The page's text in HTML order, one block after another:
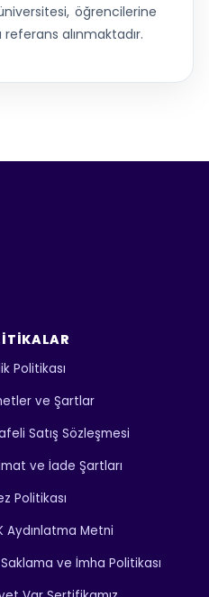
öğrencilerine
alınmaktadır.
Politikası
ve Şartlar
Satış Sözleşmesi
ve İade Şartları
Politikası
Aydınlatma Metni
ve İmha Politikası